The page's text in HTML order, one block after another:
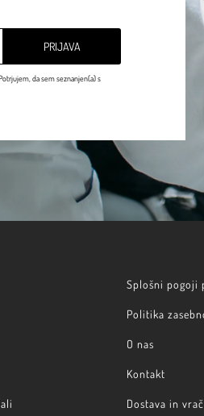
PRIJAVA
da sem seznanjen(a) s
Splošni pogoji
Politika
O nas
Kontakt
Dostava in